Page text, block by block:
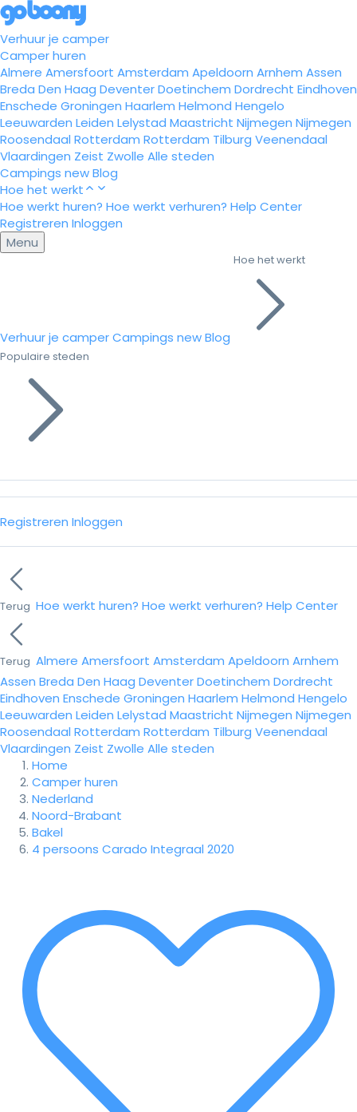
Verhuur je camper
Camper huren
Almere Amersfoort Amsterdam Apeldoorn Arnhem Assen
Breda Den Haag DeventerDoetinchem Dordrecht Eindhoven
Enschede Groningen Haarlem Helmond Hengelo
Leeuwarden Leiden Lelystad Maastricht Nijmegen Nijmegen
Roosendaal Rotterdam Rotterdam Tilburg Veenendaal
Vlaardingen Zeist Zwolle Alle steden
Campings newBlog
Hoe het werkt
Hoe werkt huren? Hoe werkt verhuren? Help Center
Registreren Inloggen
Menu
Verhuur je camperCampings newBlog
Hoe het werkt
Populaire steden
Registreren Inloggen
Terug Hoe werkt huren? Hoe werkt verhuren? Help Center
Terug Almere Amersfoort Amsterdam Apeldoorn Arnhem
Assen Breda Den Haag DeventerDoetinchem Dordrecht
Eindhoven Enschede Groningen Haarlem Helmond Hengelo
Leeuwarden Leiden Lelystad Maastricht Nijmegen Nijmegen
Roosendaal Rotterdam Rotterdam Tilburg Veenendaal
Vlaardingen Zeist Zwolle Alle steden
Home
Camper huren
Nederland
Noord-Brabant
Bakel
4 persoons Carado Integraal 2020